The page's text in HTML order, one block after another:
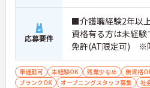
応募要件
■介護職経験2年以
資格有る方は未経
免許(AT限定可) ※
不問です。※実務経
者福祉に関する経験
車通勤可 未経験OK 残業少なめ 無資格
ブランクOK
オープニングスタッフ募集 社